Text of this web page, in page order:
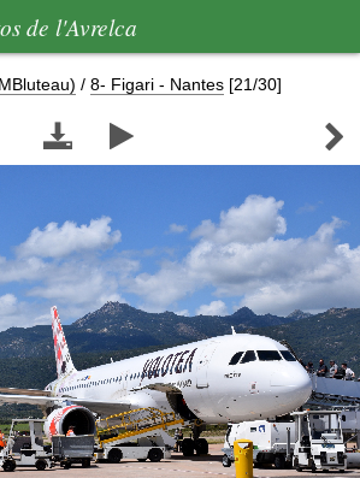
de l'Avrelca
/ 8- Figari - Nantes [21/30]
  